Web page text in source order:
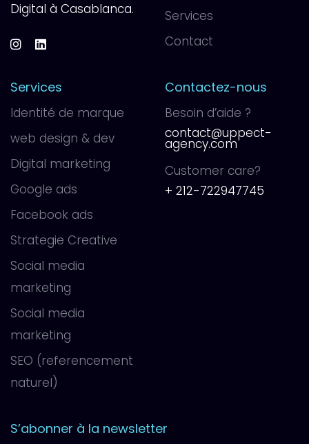
Digital à Casablanca.
Services
Contact
Services
Identité de marque
web design & dev
Digital marketing
Google ads
Facebook ads
Strategie Creative
Social media
marketing
Social media
marketing
SEO (referencement
naturel)
Contactez-nous
Besoin d’aide ?
contact@uppect-
agency.com
Customer care?
+ 212-722947745
S’abonner à la newsletter